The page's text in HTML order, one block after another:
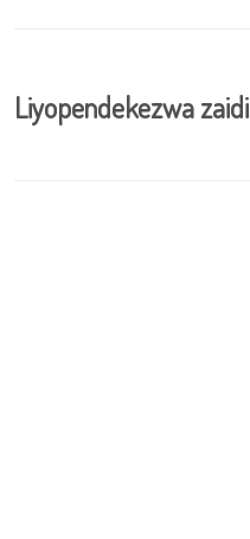
Liyopendekezwa zaidi